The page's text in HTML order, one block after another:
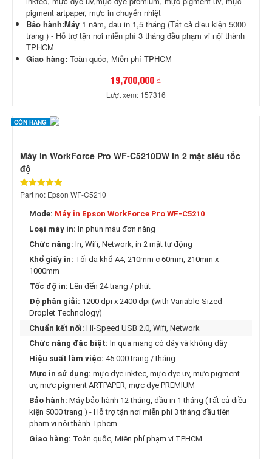
pigment artpaper, mực in chuyển nhiệt
Bảo hành:Máy 1 năm, đầu in 1,5 tháng (Tất cả điều kiện 5000
trang ) - Hỗ trợ tận nơi miễn phí 3 tháng đầu phạm vi nội thành
TPHCM
Giao hàng: Toàn quốc, Miễn phí TPHCM
19,700,000 ₫
Lượt xem: 157316
CÒN HÀNG
Máy in WorkForce Pro WF-C5210DW in 2 mặt siêu tốc
độ
Part no: Epson WF-C5210
Mode: Máy in Epson WorkForce Pro WF-C5210
Loại máy in: In phun màu đơn năng
Chức năng: In, Wifi, Network, in 2 mặt tự động
Khổ giấy in: Tối đa khổ A4, 210mm c 60mm, 210mm x
1000mm
Tốc độ in: Lên đến 24 trang / phút
Độ phân giải: 1200 dpi x 2400 dpi (with Variable-Sized
Droplet Technology)
Chuẩn kết nối: Hi-Speed USB 2.0, Wifi, Network
Chức năng đặc biệt: In qua mạng có dây và không dây
Hiệu suất làm việc: 45.000 trang / tháng
Mực in sử dụng: mực dye inktec, mực dye uv, mực pigment
uv, mực pigment ARTPAPER, mực dye PREMIUM
Bảo hành: Máy bảo hành 12 tháng, đầu in 1 tháng (Tất cả điều
kiện 5000 trang ) - Hỗ trợ tận nơi miễn phí 3 tháng đầu tiên
phạm vi nội thành Tphcm
Giao hàng: Toàn quốc, Miễn phí phạm vi TPHCM